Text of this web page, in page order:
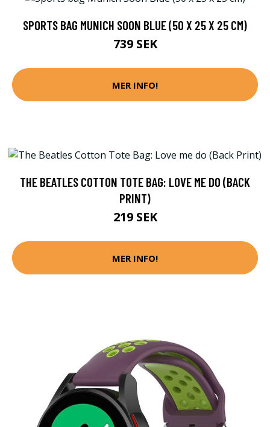
SPORTS BAG MUNICH SOON BLUE (50 X 25 X 25 CM)
739 SEK
MER INFO!
THE BEATLES COTTON TOTE BAG: LOVE ME DO (BACK
PRINT)
219 SEK
MER INFO!